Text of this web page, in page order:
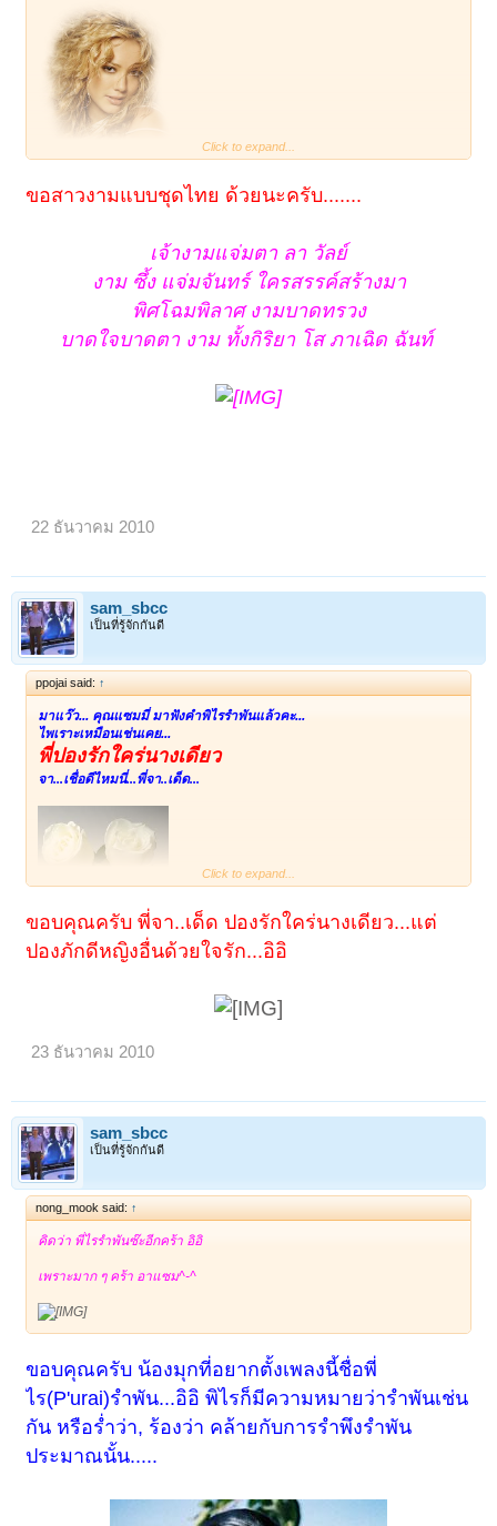
Click to expand...
ขอสาวงามแบบชุดไทย ด้วยนะครับ.......
เจ้างามแจ่มตา ลา วัลย์
งาม ซึ้ง แจ่มจันทร์ ใครสรรค์สร้างมา
พิศโฉมพิลาศ งามบาดทรวง
บาดใจบาดตา งาม ทั้งกิริยา โส ภาเฉิด ฉันท์
22 ธันวาคม 2010
sam_sbcc
เป็นที่รู้จักกันดี
ppojai said: ↑
มาแว๊ว... คุณแซมมี่ มาฟังคำพิไรรำพันแล้วคะ...
ไพเราะเหมือนเช่นเคย...
พี่ปองรักใคร่นางเดียว
จา...เชื่อดีไหมนี่...พี่จา..เด็ด...
Click to expand...
ขอบคุณครับ พี่จา..เด็ด ปองรักใคร่นางเดียว...แต่
ปองภักดีหญิงอื่นด้วยใจรัก...อิอิ
23 ธันวาคม 2010
sam_sbcc
เป็นที่รู้จักกันดี
nong_mook said: ↑
คิดว่า พี่ไรรำพันซ๊ะอีกคร้า อิอิ
เพราะมาก ๆ คร้า อาแซม^-^
ขอบคุณครับ น้องมุกที่อยากตั้งเพลงนี้ชื่อพี่
ไร(P'urai)รำพัน...อิอิ พิไรก็มีความหมายว่ารำพันเช่น
กัน หรือร่ำว่า, ร้องว่า คล้ายกับการรำพึงรำพัน
ประมาณนั้น.....